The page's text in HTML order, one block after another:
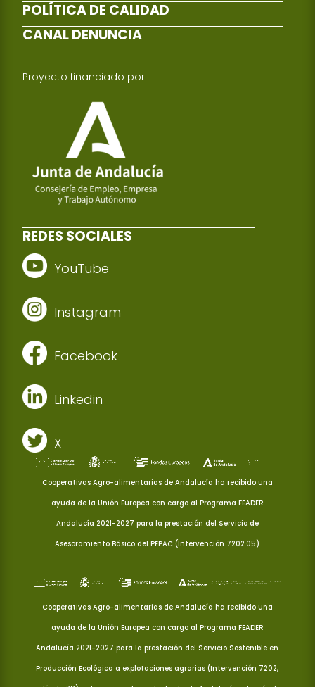
POLÍTICA DE CALIDAD
CANAL DENUNCIA
Proyecto financiado por:
REDES SOCIALES
YouTube
Instagram
Facebook
Linkedin
X
Cooperativas Agro-alimentarias de Andalucía ha recibido una
ayuda de la Unión Europea con cargo al Programa FEADER
Andalucía 2021-2027 para la prestación del Servicio de
Asesoramiento Básico del PEPAC (Intervención 7202.05)
Cooperativas Agro-alimentarias de Andalucía ha recibido una
ayuda de la Unión Europea con cargo al Programa FEADER
Andalucía 2021-2027 para la prestación del Servicio Sostenible en
Producción Ecológica a explotaciones agrarias (Intervención 7202,